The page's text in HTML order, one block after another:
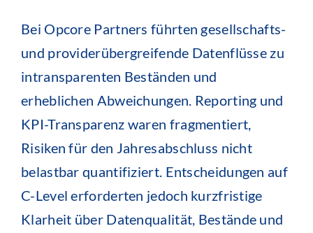
Bei Opcore Partners führten gesellschafts-
und providerübergreifende Datenflüsse zu
intransparenten Beständen und
erheblichen Abweichungen. Reporting und
KPI-Transparenz waren fragmentiert,
Risiken für den Jahresabschluss nicht
belastbar quantifiziert. Entscheidungen auf
C-Level erforderten jedoch kurzfristige
Klarheit über Datenqualität, Bestände und